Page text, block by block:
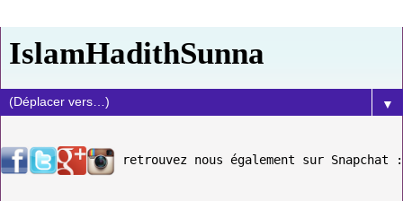
IslamHadithSunna
▼
retrouvez nous également sur Snapchat :